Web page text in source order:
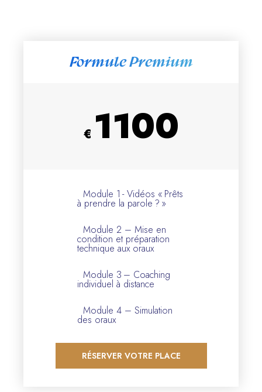
Formule Premium
€ 1100
Module 1 - Vidéos « Prêts
à prendre la parole ? »
Module 2 – Mise en
condition et préparation
technique aux oraux
Module 3 – Coaching
individuel à distance
Module 4 – Simulation
des oraux
RÉSERVER VOTRE PLACE